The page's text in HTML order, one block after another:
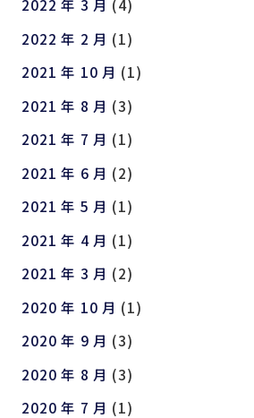
2022 年 3 月 (4)
2022 年 2 月 (1)
2021 年 10 月 (1)
2021 年 8 月 (3)
2021 年 7 月 (1)
2021 年 6 月 (2)
2021 年 5 月 (1)
2021 年 4 月 (1)
2021 年 3 月 (2)
2020 年 10 月 (1)
2020 年 9 月 (3)
2020 年 8 月 (3)
2020 年 7 月 (1)